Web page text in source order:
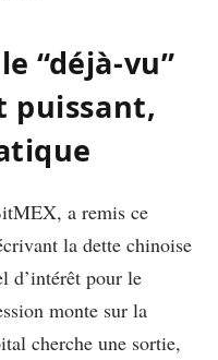
“déjà-vu”
puissant,
a remis ce
la dette chinoise
d’intérêt pour le
monte sur la
cherche une sortie,